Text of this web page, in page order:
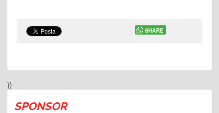
}}
SPONSOR
SHARE